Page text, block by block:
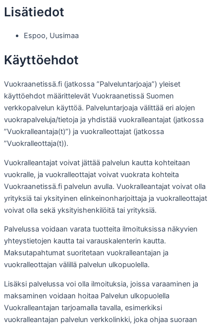
Lisätiedot
Espoo, Uusimaa
Käyttöehdot
Vuokraanetissä.fi (jatkossa ”Palveluntarjoaja”) yleiset
käyttöehdot määrittelevät Vuokraanetissä Suomen
verkkopalvelun käyttöä. Palveluntarjoaja välittää eri alojen
vuokrapalveluja/tietoja ja yhdistää vuokralleantajat (jatkossa
”Vuokralleantaja(t)”) ja vuokralleottajat (jatkossa
”Vuokralleottaja(t)).
Vuokralleantajat voivat jättää palvelun kautta kohteitaan
vuokralle, ja vuokralleottajat voivat vuokrata kohteita
Vuokraanetissä.fi palvelun avulla. Vuokralleantajat voivat olla
yrityksiä tai yksityinen elinkeinonharjoittaja ja vuokralleottajat
voivat olla sekä yksityishenkilöitä tai yrityksiä.
Palvelussa voidaan varata tuotteita ilmoituksissa näkyvien
yhteystietojen kautta tai varauskalenterin kautta.
Maksutapahtumat suoritetaan vuokralleantajan ja
vuokralleottajan välillä palvelun ulkopuolella.
Lisäksi palvelussa voi olla ilmoituksia, joissa varaaminen ja
maksaminen voidaan hoitaa Palvelun ulkopuolella
Vuokralleantajan tarjoamalla tavalla, esimerkiksi
vuokralleantajan palvelun verkkolinkki, joka ohjaa suoraan